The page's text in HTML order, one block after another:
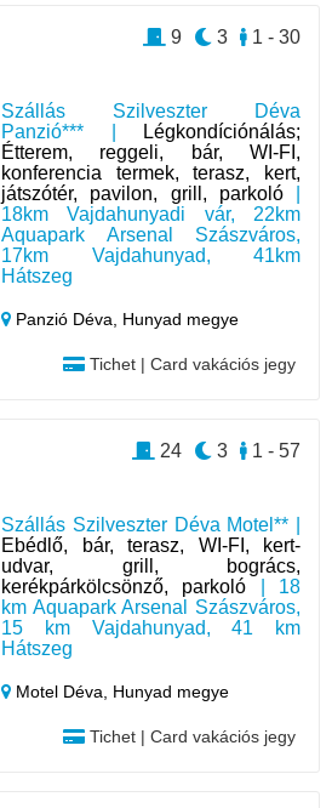
Szállás Szilveszter Déva
Panzió*** |
Légkondíciónálás;
Étterem, reggeli, bár, WI-FI,
konferencia termek, terasz, kert,
játszótér, pavilon, grill, parkoló|
18km Vajdahunyadi vár, 22km
Aquapark Arsenal Szászváros,
17km Vajdahunyad, 41km
Hátszeg
Panzió Déva, Hunyad megye
Tichet | Card vakációs jegy
1 - 30
3
9
Szállás Szilveszter Déva Motel** |
Ebédlő, bár, terasz, WI-FI, kert-
udvar, grill, bogrács,
kerékpárkölcsönző, parkoló | 18
km Aquapark Arsenal Szászváros,
15 km Vajdahunyad, 41 km
Hátszeg
Motel Déva, Hunyad megye
Tichet | Card vakációs jegy
1 - 57
3
24